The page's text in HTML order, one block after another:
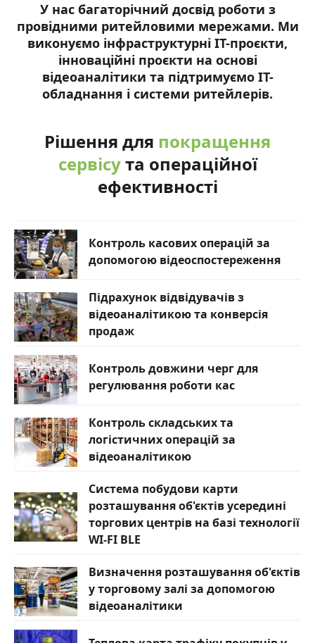
У нас багаторічний досвід роботи з
провідними ритейловими мережами. Ми
виконуємо інфраструктурні ІТ-проєкти,
інноваційні проєкти на основі
відеоаналітики та підтримуємо ІТ-
обладнання і системи ритейлерів.
Рішення для покращення
сервісута операційної
ефективності
Контроль касових операцій за
допомогою відеоспостереження
Підрахунок відвідувачів з
відеоаналітикою та конверсія
продаж
Контроль довжини черг для
регулювання роботи кас
Контроль складських та
логістичних операцій за
відеоаналітикою
Система побудови карти
розташування об'єктів усередині
торгових центрів на базі технології
WI-FI BLE
Визначення розташування об'єктів
у торговому залі за допомогою
відеоаналітики